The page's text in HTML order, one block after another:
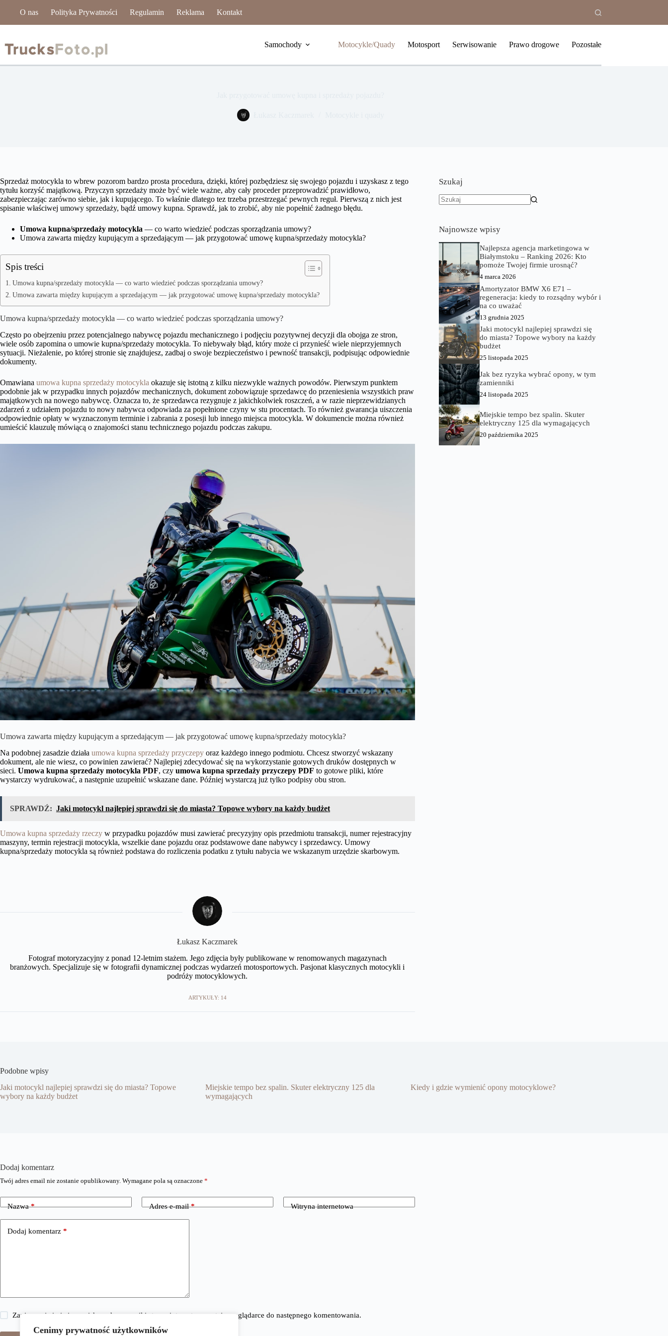
Cenimy prywatność użytkowników
O nas Polityka Prywatności Regulamin Reklama Kontakt
Samochody Motocykle/Quady Motosport Serwisowanie Prawo drogowe Pozostałe
Sprzedaż motocykla to wbrew pozorom bardzo prosta procedura, dzięki, której pozbędziesz się swojego pojazdu i uzyskasz z tego
tytułu korzyść majątkową. Przyczyn sprzedaży może być wiele ważne, aby cały proceder przeprowadzić prawidłowo,
zabezpieczając zarówno siebie, jak i kupującego. To właśnie dlatego tez trzeba przestrzegać pewnych reguł. Pierwszą z nich jest
spisanie właściwej umowy sprzedaży, bądź umowy kupna. Sprawdź, jak to zrobić, aby nie popełnić żadnego błędu.
Umowa kupna/sprzedaży motocykla — co warto wiedzieć podczas sporządzania umowy?
Umowa zawarta między kupującym a sprzedającym — jak przygotować umowę kupna/sprzedaży motocykla?
Spis treści
Umowa kupna/sprzedaży motocykla — co warto wiedzieć podczas sporządzania umowy?
Umowa zawarta między kupującym a sprzedającym — jak przygotować umowę kupna/sprzedaży motocykla?
Umowa kupna/sprzedaży motocykla — co warto wiedzieć podczas sporządzania umowy?
Często po obejrzeniu przez potencjalnego nabywcę pojazdu mechanicznego i podjęciu pozytywnej decyzji dla obojga ze stron,
wiele osób zapomina o umowie kupna/sprzedaży motocykla. To niebywały błąd, który może ci przynieść wiele nieprzyjemnych
sytuacji. Nieżalenie, po której stronie się znajdujesz, zadbaj o swoje bezpieczeństwo i pewność transakcji, podpisując odpowiednie
dokumenty.
Omawiana umowa kupna sprzedaży motocykla okazuje się istotną z kilku niezwykle ważnych powodów. Pierwszym punktem
podobnie jak w przypadku innych pojazdów mechanicznych, dokument zobowiązuje sprzedawcę do przeniesienia wszystkich praw
majątkowych na nowego nabywcę. Oznacza to, że sprzedawca rezygnuje z jakichkolwiek roszczeń, a w razie nieprzewidzianych
zdarzeń z udziałem pojazdu to nowy nabywca odpowiada za popełnione czyny w stu procentach. To również gwarancja uiszczenia
odpowiednie opłaty w wyznaczonym terminie i zabrania z posesji lub innego miejsca motocykla. W dokumencie można również
umieścić klauzulę mówiącą o znajomości stanu technicznego pojazdu podczas zakupu.
Umowa zawarta między kupującym a sprzedającym — jak przygotować umowę kupna/sprzedaży motocykla?
Na podobnej zasadzie działa umowa kupna sprzedaży przyczepy oraz każdego innego podmiotu. Chcesz stworzyć wskazany
dokument, ale nie wiesz, co powinien zawierać? Najlepiej zdecydować się na wykorzystanie gotowych druków dostępnych w
sieci. Umowa kupna sprzedaży motocykla PDF, czy umowa kupna sprzedaży przyczepy PDF to gotowe pliki, które
wystarczy wydrukować, a następnie uzupełnić wskazane dane. Później wystarczą już tylko podpisy obu stron.
SPRAWDŹ: Jaki motocykl najlepiej sprawdzi się do miasta? Topowe wybory na każdy budżet
Umowa kupna sprzedaży rzeczy w przypadku pojazdów musi zawierać precyzyjny opis przedmiotu transakcji, numer rejestracyjny
maszyny, termin rejestracji motocykla, wszelkie dane pojazdu oraz podstawowe dane nabywcy i sprzedawcy. Umowy
kupna/sprzedaży motocykla są również podstawa do rozliczenia podatku z tytułu nabycia we wskazanym urzędzie skarbowym.
Łukasz Kaczmarek
Fotograf motoryzacyjny z ponad 12-letnim stażem. Jego zdjęcia były publikowane w renomowanych magazynach
branżowych. Specjalizuje się w fotografii dynamicznej podczas wydarzeń motosportowych. Pasjonat klasycznych motocykli i
podróży motocyklowych.​
ARTYKUŁY: 14
Szukaj
Najnowsze wpisy
Najlepsza agencja marketingowa w
Białymstoku – Ranking 2026: Kto
pomoże Twojej firmie urosnąć?
4 marca 2026
Amortyzator BMW X6 E71 –
regeneracja: kiedy to rozsądny wybór i
na co uważać
13 grudnia 2025
Jaki motocykl najlepiej sprawdzi się
do miasta? Topowe wybory na każdy
budżet
25 listopada 2025
Jak bez ryzyka wybrać opony, w tym
zamienniki
24 listopada 2025
Miejskie tempo bez spalin. Skuter
elektryczny 125 dla wymagających
20 października 2025
Podobne wpisy
Jaki motocykl najlepiej sprawdzi się do miasta? Topowe
wybory na każdy budżet
Miejskie tempo bez spalin. Skuter elektryczny 125 dla
wymagających
Kiedy i gdzie wymienić opony motocyklowe?
Dodaj komentarz
Twój adres email nie zostanie opublikowany. Wymagane pola są oznaczone *
Nazwa* Adres e-mail* Witryna internetowa
Dodaj komentarz *
Zapisz moje imię i nazwisko, adres e-mail i stronę internetową w tej przeglądarce do następnego komentowania.